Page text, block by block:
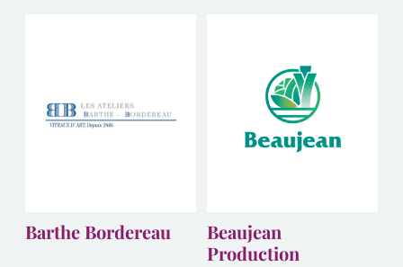
Barthe Bordereau
Beaujean
Production